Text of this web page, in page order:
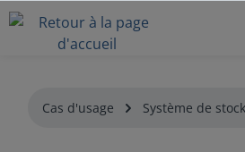
Cas d'usage Système de